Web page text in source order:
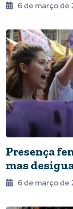
6 de março de
Presença
mas
6 de março de